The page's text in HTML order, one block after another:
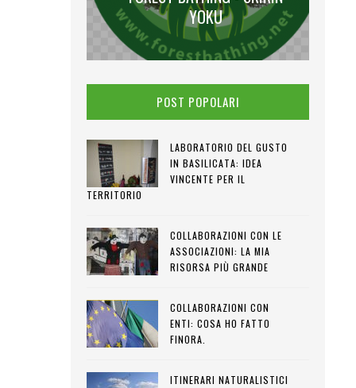
YOKU
POST POPOLARI
LABORATORIO DEL GUSTO
IN BASILICATA: IDEA
VINCENTE PER IL
TERRITORIO
COLLABORAZIONI CON LE
ASSOCIAZIONI: LA MIA
RISORSA PIÙ GRANDE
COLLABORAZIONI CON
ENTI: COSA HO FATTO
FINORA.
ITINERARI NATURALISTICI